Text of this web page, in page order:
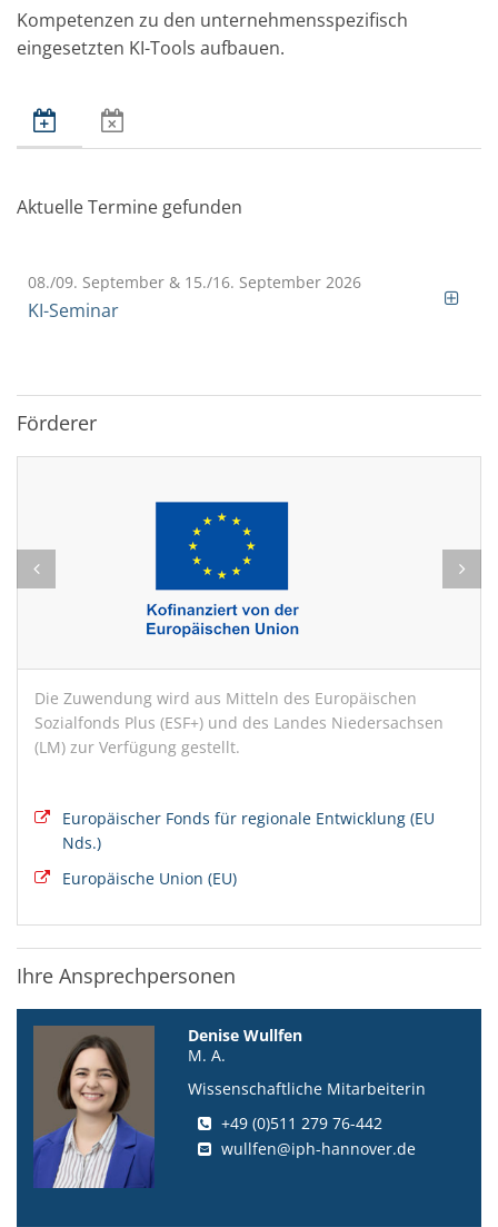
Kompetenzen zu den unternehmensspezifisch
eingesetzten KI-Tools aufbauen.
Aktuelle Termine gefunden
08./09. September & 15./16. September 2026
KI-Seminar
Förderer
Die Zuwendung wird aus Mitteln des Europäischen
Sozialfonds Plus (ESF+) und des Landes Niedersachsen
(LM) zur Verfügung gestellt.
Europäischer Fonds für regionale Entwicklung (EU
Nds.)
Europäische Union (EU)
Ihre Ansprechpersonen
Denise Wullfen
M. A.
Wissenschaftliche Mitarbeiterin
+49 (0)511 279 76-442
wullfen@iph-hannover.de